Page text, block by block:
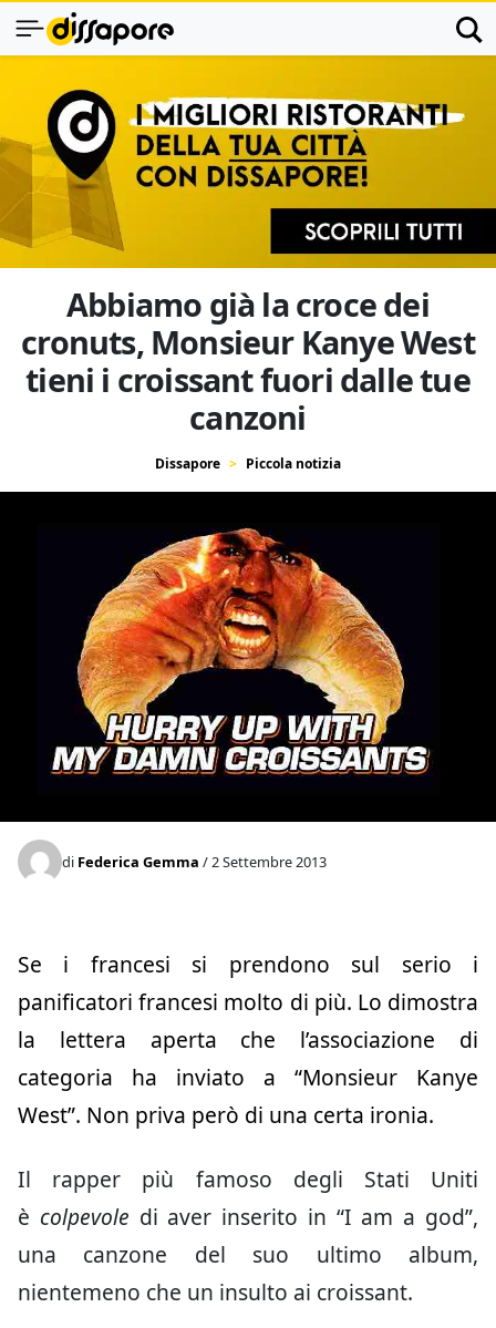
Abbiamo già la croce dei
cronuts, Monsieur Kanye West
tieni i croissant fuori dalle tue
canzoni
Dissapore Piccola notizia
di Federica Gemma / 2 Settembre 2013
Se i francesi si prendono sul serio i
panificatori francesi molto di più. Lo dimostra
la lettera aperta che l’associazione di
categoria ha inviato a “Monsieur Kanye
West”. Non priva però di una certa ironia.
Il rapper più famoso degli Stati Uniti
è colpevole di aver inserito in “I am a god”,
una canzone del suo ultimo album,
nientemeno che un insulto ai croissant.